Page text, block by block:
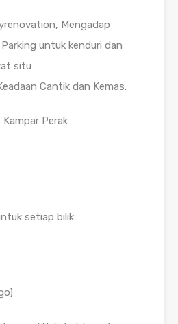
Mengadap
untuk kenduri dan
situ
Cantik dan Kemas.
Perak
setiap bilik